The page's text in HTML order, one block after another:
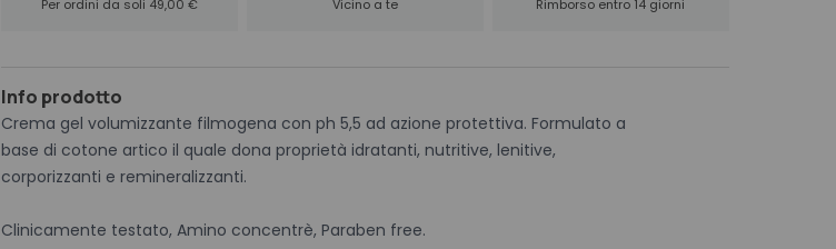
Per ordini da soli 49,00 € Vicino a te Rimborso entro 14 giorni
Info prodotto
Crema gel volumizzante filmogena con ph 5,5 ad azione protettiva. Formulato a
base di cotone artico il quale dona proprietà idratanti, nutritive, lenitive,
corporizzanti e remineralizzanti.
Clinicamente testato, Amino concentrè, Paraben free.